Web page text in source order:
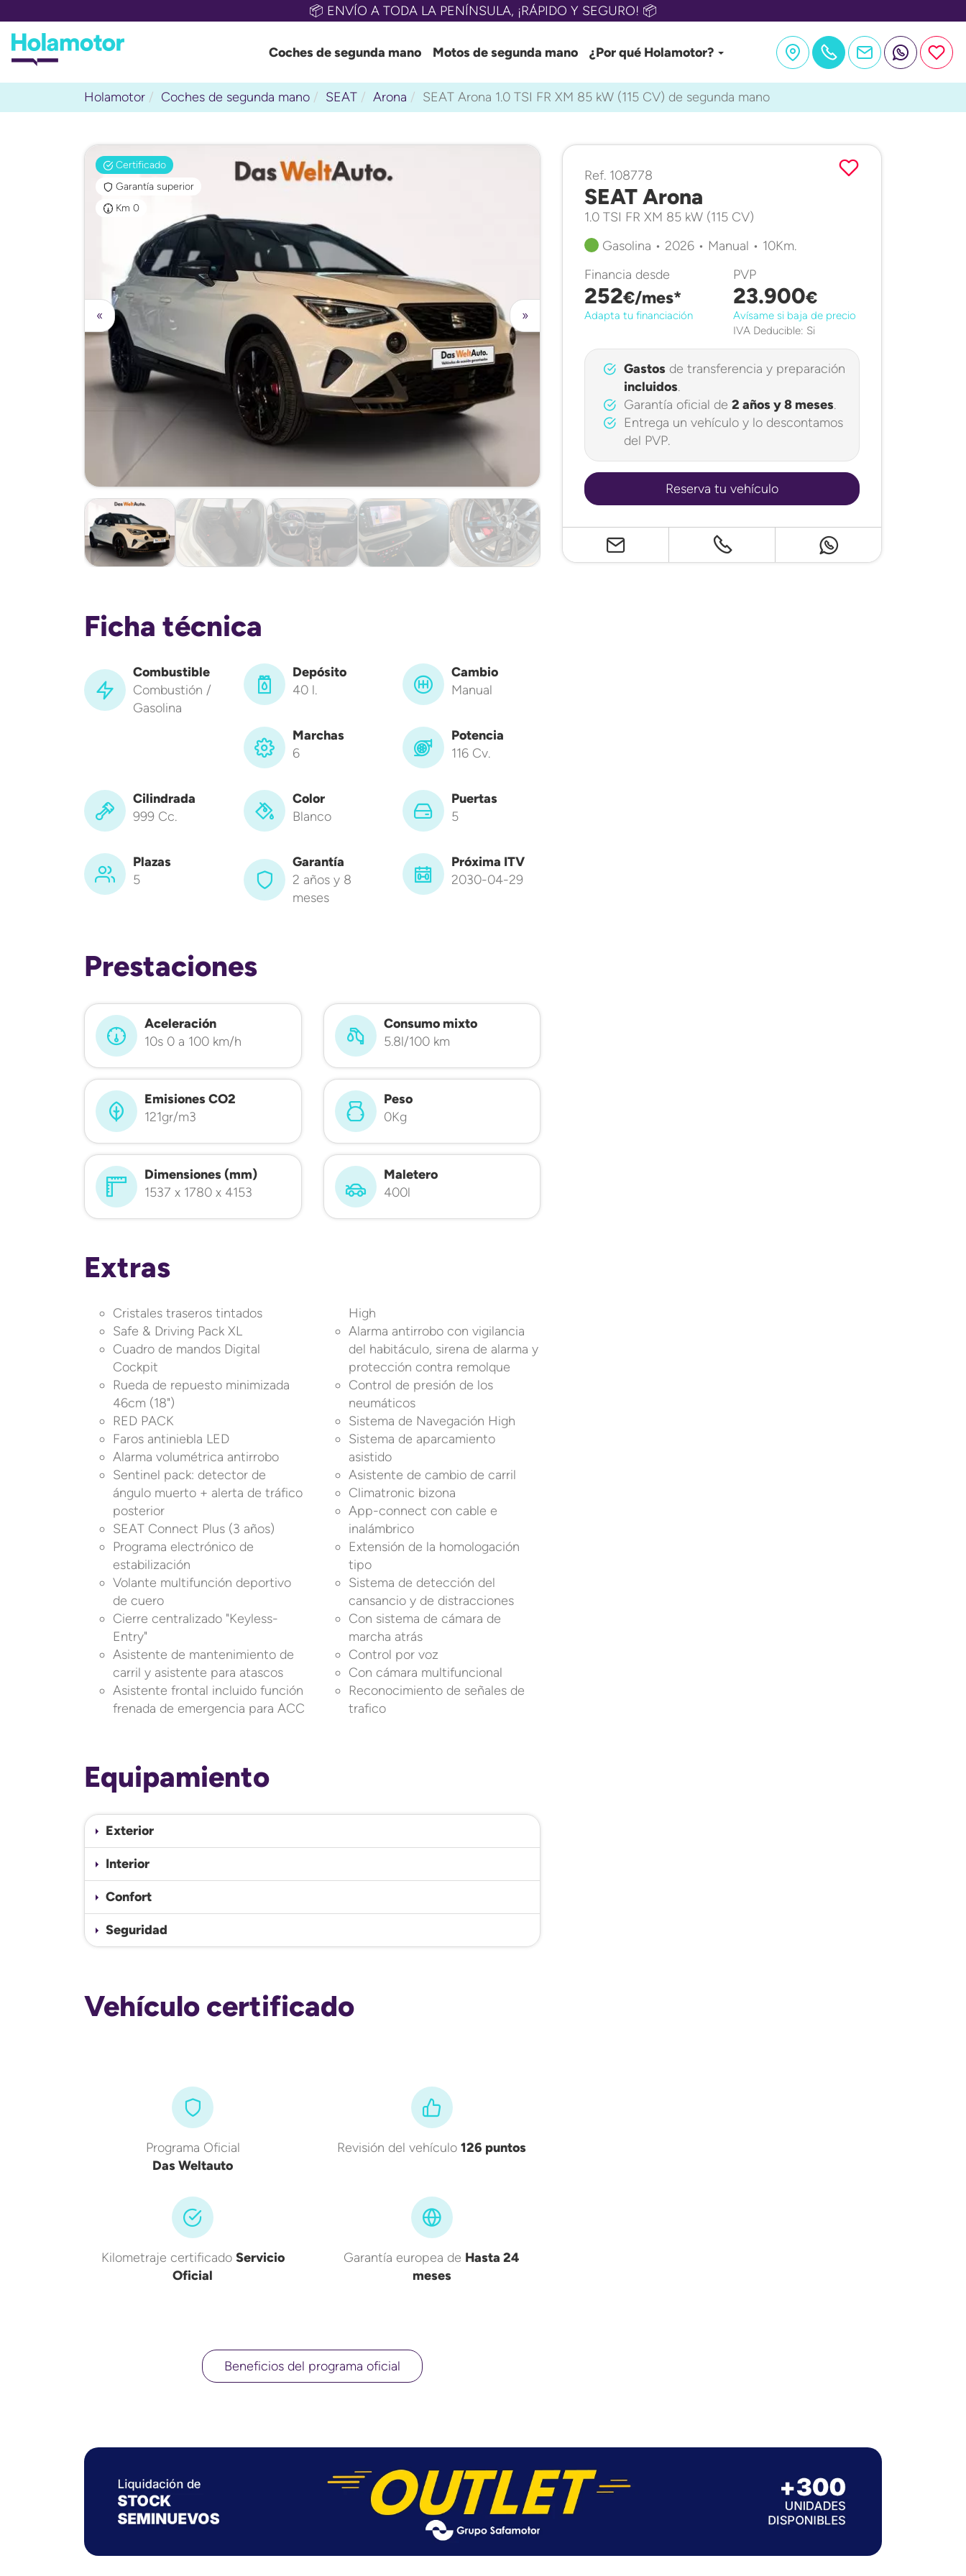
📦 ENVÍO A TODA LA PENÍNSULA, ¡RÁPIDO Y SEGURO! 📦
Coches de segunda mano Motos de segunda mano ¿Por qué Holamotor?
Holamotor Coches de segunda mano SEAT Arona SEAT Arona 1.0 TSI FR XM 85 kW (115 CV) de segunda mano
Certificado
Garantía superior
Km 0
»
«
Ref. 108778
SEAT Arona
1.0 TSI FR XM 85 kW (115 CV)
Gasolina • 2026 • Manual • 10Km.
Financia desde
252€/mes*
Adapta tu financiación
PVP
23.900€
Avísame si baja de precio
IVA Deducible: Si
Gastosde transferencia y preparación
incluidos.
Garantía oficial de 2 años y 8 meses.
Entrega un vehículo y lo descontamos
del PVP.
Reserva tu vehículo
Ficha técnica
Combustible
Combustión /
Gasolina
Depósito
40 l.
Cambio
Manual
Marchas
6
Potencia
116 Cv.
Cilindrada
999 Cc.
Color
Blanco
Puertas
5
Plazas
5
Garantía
2 años y 8
meses
Próxima ITV
2030-04-29
Prestaciones
Aceleración
10s 0 a 100 km/h
Consumo mixto
5.8l/100 km
Emisiones CO2
121gr/m3
Peso
0Kg
Dimensiones (mm)
1537 x 1780 x 4153
Maletero
400l
Extras
Cristales traseros tintados
Safe & Driving Pack XL
Cuadro de mandos Digital
Cockpit
Rueda de repuesto minimizada
46cm (18")
RED PACK
Faros antiniebla LED
Alarma volumétrica antirrobo
Sentinel pack: detector de
ángulo muerto + alerta de tráfico
posterior
SEAT Connect Plus (3 años)
Programa electrónico de
estabilización
Volante multifunción deportivo
de cuero
Cierre centralizado "Keyless-
Entry"
Asistente de mantenimiento de
carril y asistente para atascos
Asistente frontal incluido función
frenada de emergencia para ACC
High
Alarma antirrobo con vigilancia
del habitáculo, sirena de alarma y
protección contra remolque
Control de presión de los
neumáticos
Sistema de Navegación High
Sistema de aparcamiento
asistido
Asistente de cambio de carril
Climatronic bizona
App-connect con cable e
inalámbrico
Extensión de la homologación
tipo
Sistema de detección del
cansancio y de distracciones
Con sistema de cámara de
marcha atrás
Control por voz
Con cámara multifuncional
Reconocimiento de señales de
trafico
Equipamiento
Exterior
Interior
Confort
Seguridad
Vehículo certificado
Programa Oficial
Das Weltauto
Revisión del vehículo126 puntos
Kilometraje certificado Servicio
Oficial
Garantía europea de Hasta 24
meses
Beneficios del programa oficial